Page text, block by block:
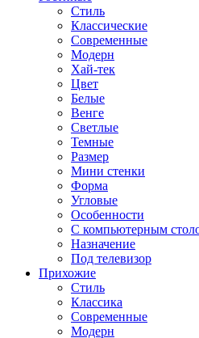
Стиль
Классические
Современные
Модерн
Хай-тек
Цвет
Белые
Венге
Светлые
Темные
Размер
Мини стенки
Форма
Угловые
Особенности
С компьютерным
Назначение
Под телевизор
Прихожие
Стиль
Классика
Современные
Модерн